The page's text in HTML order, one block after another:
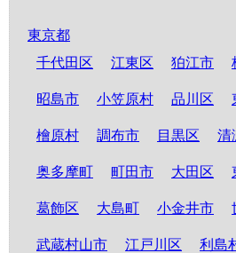
東京都
千代田区
江東区 狛江市
昭島市 小笠原村 品川区
檜原村 調布市 目黒区 清
奥多摩町 町田市 大田区
葛飾区 大島町 小金井市
武蔵村山市 江戸川区 利島